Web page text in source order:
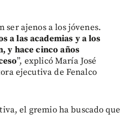
ser ajenos a los jóvenes.
a las academias y a los
y hace cinco años
”, explicó María José
ejecutiva de Fenalco
el gremio ha buscado que